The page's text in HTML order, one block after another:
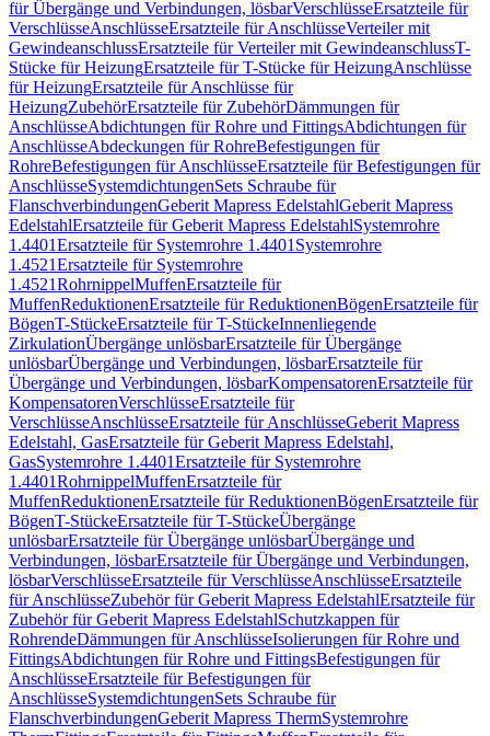
für Übergänge und Verbindungen, lösbarVerschlüsseErsatzteile für
VerschlüsseAnschlüsseErsatzteile für AnschlüsseVerteiler mit
GewindeanschlussErsatzteile für Verteiler mit GewindeanschlussT-
Stücke für HeizungErsatzteile für T-Stücke für HeizungAnschlüsse
für HeizungErsatzteile für Anschlüsse für
HeizungZubehörErsatzteile für ZubehörDämmungen für
AnschlüsseAbdichtungen für Rohre und FittingsAbdichtungen für
AnschlüsseAbdeckungen für RohreBefestigungen für
RohreBefestigungen für AnschlüsseErsatzteile für Befestigungen für
AnschlüsseSystemdichtungenSets Schraube für
FlanschverbindungenGeberit Mapress EdelstahlGeberit Mapress
EdelstahlErsatzteile für Geberit Mapress EdelstahlSystemrohre
1.4401Ersatzteile für Systemrohre 1.4401 Systemrohre
1.4521Ersatzteile für Systemrohre
1.4521RohrnippelMuffenErsatzteile für
MuffenReduktionenErsatzteile für ReduktionenBögenErsatzteile für
BögenT-StückeErsatzteile für T-StückeInnenliegende
ZirkulationÜbergänge unlösbarErsatzteile für Übergänge
unlösbarÜbergänge und Verbindungen, lösbarErsatzteile für
Übergänge und Verbindungen, lösbarKompensatorenErsatzteile für
KompensatorenVerschlüsseErsatzteile für
VerschlüsseAnschlüsseErsatzteile für AnschlüsseGeberit Mapress
Edelstahl, GasErsatzteile für Geberit Mapress Edelstahl,
GasSystemrohre 1.4401Ersatzteile für Systemrohre
1.4401RohrnippelMuffenErsatzteile für
MuffenReduktionenErsatzteile für ReduktionenBögenErsatzteile für
BögenT-StückeErsatzteile für T-StückeÜbergänge
unlösbarErsatzteile für Übergänge unlösbarÜbergänge und
Verbindungen, lösbarErsatzteile für Übergänge und Verbindungen,
lösbarVerschlüsseErsatzteile für VerschlüsseAnschlüsseErsatzteile
für AnschlüsseZubehör für Geberit Mapress EdelstahlErsatzteile für
Zubehör für Geberit Mapress EdelstahlSchutzkappen für
RohrendeDämmungen für AnschlüsseIsolierungen für Rohre und
FittingsAbdichtungen für Rohre und FittingsBefestigungen für
AnschlüsseErsatzteile für Befestigungen für
AnschlüsseSystemdichtungenSets Schraube für
FlanschverbindungenGeberit Mapress ThermSystemrohre